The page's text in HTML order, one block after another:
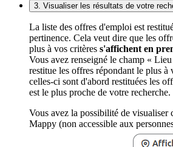
3. Visualiser les résultats de votre
La liste des offres d'emploi est
pertinence. Cela veut dire que les
plus à vos critères s'affichent en
Vous avez renseigné le champ «
restitue les offres répondant le plus à
celles-ci sont d'abord restituées les
est le plus proche de votre recherche.
Vous avez la possibilité de visualiser
Mappy (non accessible aux